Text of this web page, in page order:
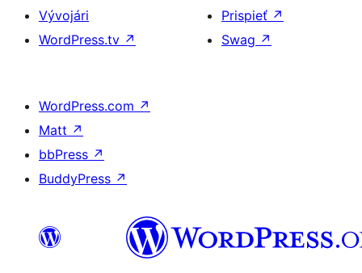
Vývojári
WordPress.tv ↗
Prispieť ↗
Swag ↗
WordPress.com ↗
Matt ↗
bbPress ↗
BuddyPress ↗